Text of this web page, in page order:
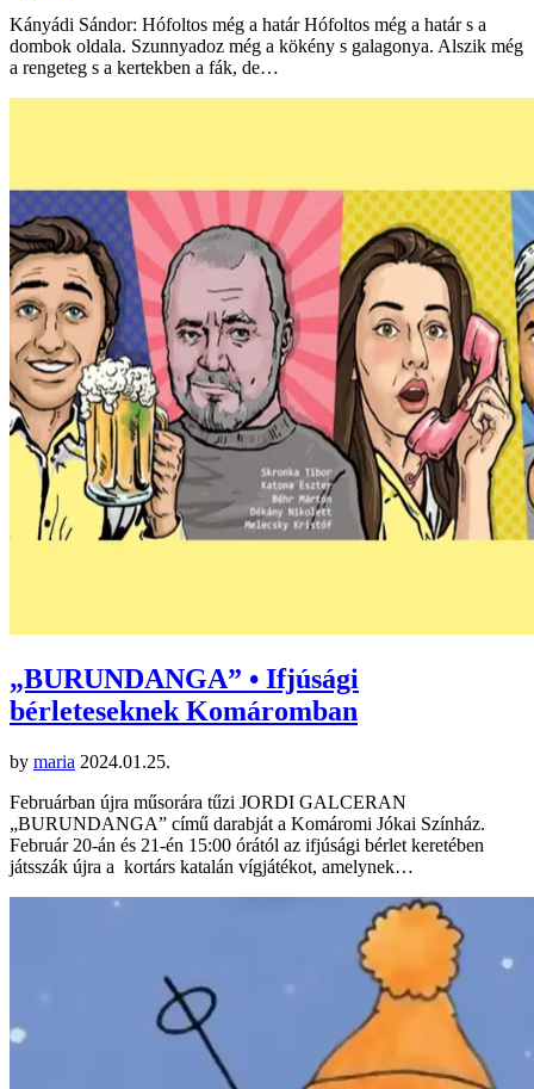
Kányádi Sándor: Hófoltos még a határ Hófoltos még a határ s a
dombok oldala. Szunnyadoz még a kökény s galagonya. Alszik még
a rengeteg s a kertekben a fák, de…
„BURUNDANGA” • Ifjúsági
bérleteseknek Komáromban
by maria 2024.01.25.
Februárban újra műsorára tűzi JORDI GALCERAN
„BURUNDANGA” című darabját a Komáromi Jókai Színház.
Február 20-án és 21-én 15:00 órától az ifjúsági bérlet keretében
játsszák újra a kortárs katalán vígjátékot, amelynek…